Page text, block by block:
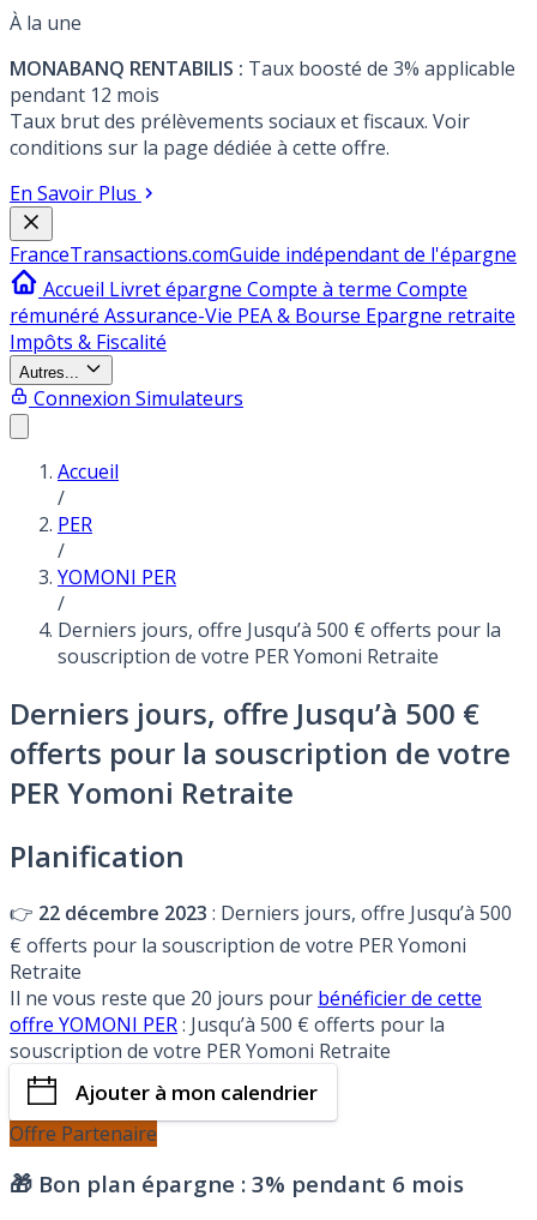
À la une
MONABANQ RENTABILIS : Taux boosté de 3% applicable
pendant 12 mois
Taux brut des prélèvements sociaux et fiscaux. Voir
conditions sur la page dédiée à cette offre.
En Savoir Plus
FranceTransactions.comGuide indépendant de l'épargne
Accueil Livret épargne Compte à terme Compte
rémunéré Assurance-Vie PEA & Bourse Epargne retraite
Impôts & Fiscalité
Autres...
Connexion Simulateurs
Accueil
/
PER
/
YOMONI PER
/
Derniers jours, offre Jusqu’à 500 € offerts pour la
souscription de votre PER Yomoni Retraite
Derniers jours, offre Jusqu’à 500 €
offerts pour la souscription de votre
PER Yomoni Retraite
Planification
👉 22 décembre 2023 : Derniers jours, offre Jusqu’à 500
€ offerts pour la souscription de votre PER Yomoni
Retraite
Il ne vous reste que 20 jours pour bénéficier de cette
offre YOMONI PER: Jusqu’à 500 € offerts pour la
souscription de votre PER Yomoni Retraite
Ajouter à mon calendrier
Offre Partenaire
🎁 Bon plan épargne : 3% pendant 6 mois